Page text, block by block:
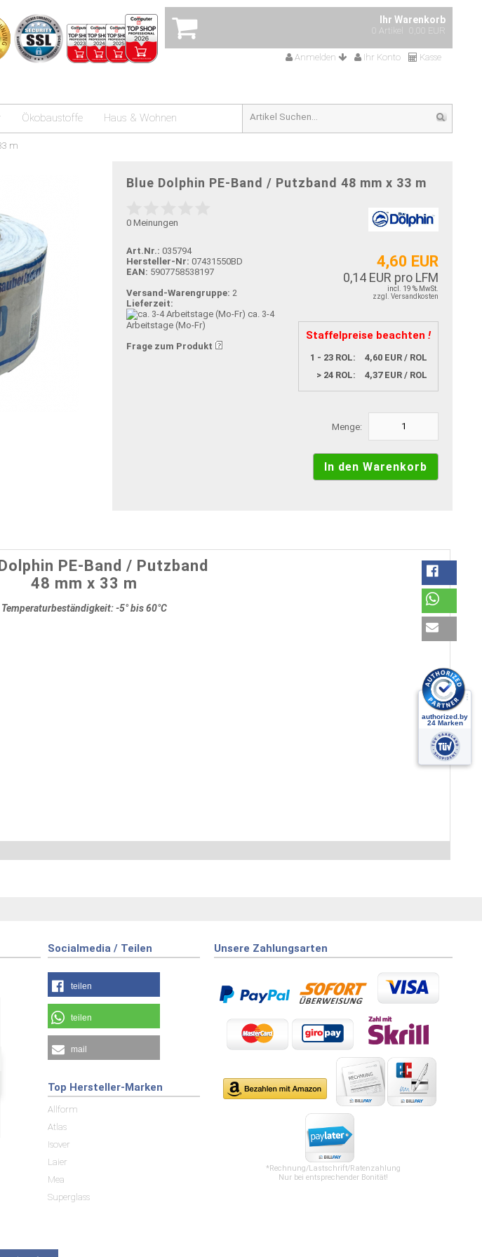
Ihr Warenkorb
0 Artikel 0,00 EUR
Anmelden Ihr Konto Kasse
Ökobaustoffe Haus & Wohnen
m
Blue Dolphin PE-Band / Putzband 48 mm x 33 m
0 Meinungen
4,60 EUR
0,14 EUR pro LFM
incl. 19 % MwSt.
zzgl. Versandkosten
Staffelpreise beachten !
1 - 23 ROL:
4,60 EUR / ROL
> 24 ROL:
4,37 EUR / ROL
Art.Nr.: 035794
Hersteller-Nr: 07431550BD
EAN: 5907758538197
Versand-Warengruppe: 2
Lieferzeit:
ca. 3-4
Arbeitstage (Mo-Fr)
Frage zum Produkt
Menge:
PE-Band / Putzband
48 mm x 33 m
Temperaturbeständigkeit: -5° bis 60°C
Socialmedia / Teilen
teilen
teilen
mail
Unsere Zahlungsarten
*Rechnung/Lastschrift/Ratenzahlung
Nur bei entsprechender Bonität!
Top Hersteller-Marken
Allform
Atlas
Isover
Laier
Mea
Superglass